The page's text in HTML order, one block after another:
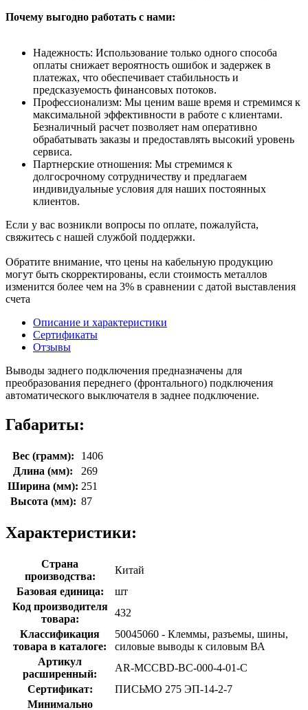
Почему выгодно работать с нами:
Надежность: Использование только одного способа
оплаты снижает вероятность ошибок и задержек в
платежах, что обеспечивает стабильность и
предсказуемость финансовых потоков.
Профессионализм: Мы ценим ваше время и стремимся к
максимальной эффективности в работе с клиентами.
Безналичный расчет позволяет нам оперативно
обрабатывать заказы и предоставлять высокий уровень
сервиса.
Партнерские отношения: Мы стремимся к
долгосрочному сотрудничеству и предлагаем
индивидуальные условия для наших постоянных
клиентов.
Если у вас возникли вопросы по оплате, пожалуйста,
свяжитесь с нашей службой поддержки.
Обратите внимание, что цены на кабельную продукцию
могут быть скорректированы, если стоимость металлов
изменится более чем на 3% в сравнении с датой выставления
счета
Описание и характеристики
Сертификаты
Отзывы
Выводы заднего подключения предназначены для
преобразования переднего (фронтального) подключения
автоматического выключателя в заднее подключение.
Габариты:
Вес (грамм):
1406
Длина (мм):
269
Ширина (мм): 251
Высота (мм): 87
Характеристики:
Страна
производства:
Китай
Базовая единица:
шт
Код производителя
товара:
432
Классификация
товара в каталоге:
50045060 - Клеммы, разъемы, шины,
силовые выводы к силовым ВА
Артикул
расширенный:
AR-MCCBD-BC-000-4-01-C
Сертификат:
ПИСЬМО 275 ЭП-14-2-7
Минимально